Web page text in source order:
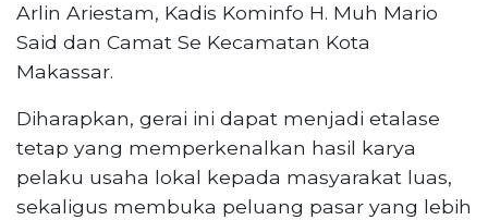
Arlin Ariestam, Kadis Kominfo H. Muh Mario
Said dan Camat Se Kecamatan Kota
Makassar.
Diharapkan, gerai ini dapat menjadi etalase
tetap yang memperkenalkan hasil karya
pelaku usaha lokal kepada masyarakat luas,
sekaligus membuka peluang pasar yang lebih